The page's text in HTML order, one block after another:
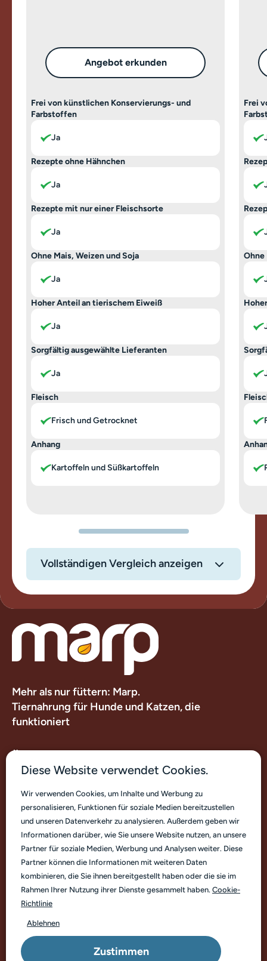
Angebot erkunden
Frei von künstlichen Konservierungs- und
Farbstoffen
Ja
Rezepte ohne Hähnchen
Ja
Rezepte mit nur einer Fleischsorte
Ja
Ohne Mais, Weizen und Soja
Ja
Hoher Anteil an tierischem Eiweiß
Ja
Sorgfältig ausgewählte Lieferanten
Ja
Fleisch
Frisch und Getrocknet
Anhang
Kartoffeln und Süßkartoffeln
Frei
Ohne
Vollständigen Vergleich anzeigen
Mehr als nur füttern: Marp.
Tiernahrung für Hunde und Katzen, die
funktioniert
Kontakt
Deutsch
© Marp Pet Food. Copyright 2026
Diese Website verwendet Cookies.
Wir verwenden Cookies, um Inhalte und Werbung zu
personalisieren, Funktionen für soziale Medien bereitzustellen
und unseren Datenverkehr zu analysieren. Außerdem geben wir
Informationen darüber, wie Sie unsere Website nutzen, an unsere
Partner für soziale Medien, Werbung und Analysen weiter. Diese
Partner können die Informationen mit weiteren Daten
kombinieren, die Sie ihnen bereitgestellt haben oder die sie im
Rahmen Ihrer Nutzung ihrer Dienste gesammelt haben. Cookie-
Richtlinie
Ablehnen
Zustimmen